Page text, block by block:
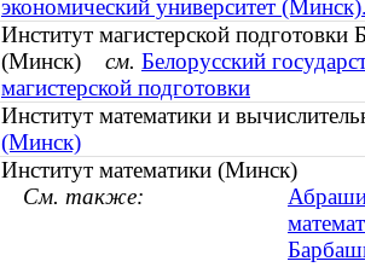
экономический университет
Институт магистерской подготовки
(Минск) см. Белорусский
магистерской подготовки
Институт математики и
(Минск)
Институт математики (Минск)
См. также: